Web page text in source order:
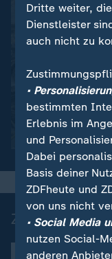
Nachrichten | heute
Viele Tote in
Zuletzt auf
Dritte weiter,
Dienstleister
auch nicht zu
•
bestimmten
Erlebnis im
und
Dabei
Basis deiner
ZDFheute und
von uns nicht
• Social Media
nutzen Social-
anderen